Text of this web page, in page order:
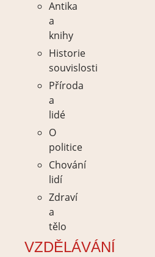
Antika
a
knihy
Historie
souvislosti
Příroda
a
lidé
O
politice
Chování
lidí
Zdraví
a
tělo
VZDĚLÁVÁNÍ